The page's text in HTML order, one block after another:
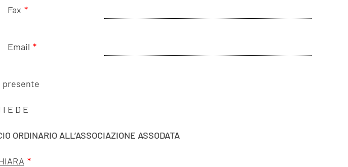
Fax *
Email *
presente
I E D E
ORDINARIO ALL’ASSOCIAZIONE ASSODATA
*